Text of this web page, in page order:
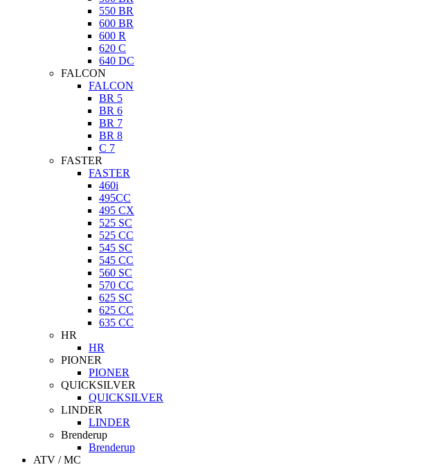
550 BR
600 BR
600 R
620 C
640 DC
FALCON
FALCON
BR 5
BR 6
BR 7
BR 8
C 7
FASTER
FASTER
460i
495CC
495 CX
525 SC
525 CC
545 SC
545 CC
560 SC
570 CC
625 SC
625 CC
635 CC
HR
HR
PIONER
PIONER
QUICKSILVER
QUICKSILVER
LINDER
LINDER
Brenderup
Brenderup
ATV / MC